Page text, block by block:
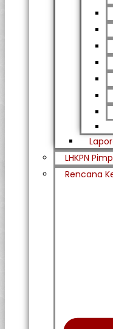
LHKPN
Rencana